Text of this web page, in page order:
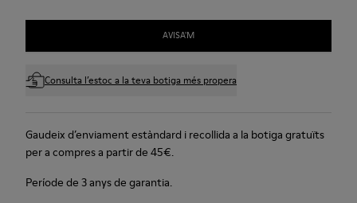
AVISA'M
Consulta l’estoc a la teva botiga més propera
Gaudeix d’enviament estàndard i recollida a la botiga gratuïts
per a compres a partir de 45€.
Període de 3 anys de garantia.